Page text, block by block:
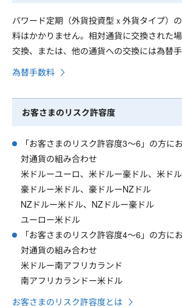
パワード定期（外貨投資型ｘ外貨タイプ）
料はかかりません。相対通貨に交換された
交換、または、他の通貨への交換には為替手
為替手数料
お客さまのリスク許容度
「お客さまのリスク許容度3～6」の方に
対通貨の組み合わせ
米ドルーユーロ、米ドルー豪ドル、米ド
豪ドルー米ドル、豪ドルーNZドル
NZドルー米ドル、NZドルー豪ドル
ユーロー米ドル
「お客さまのリスク許容度4～6」の方に
対通貨の組み合わせ
米ドルー南アフリカランド
南アフリカランドー米ドル
お客さまのリスク許容度とは